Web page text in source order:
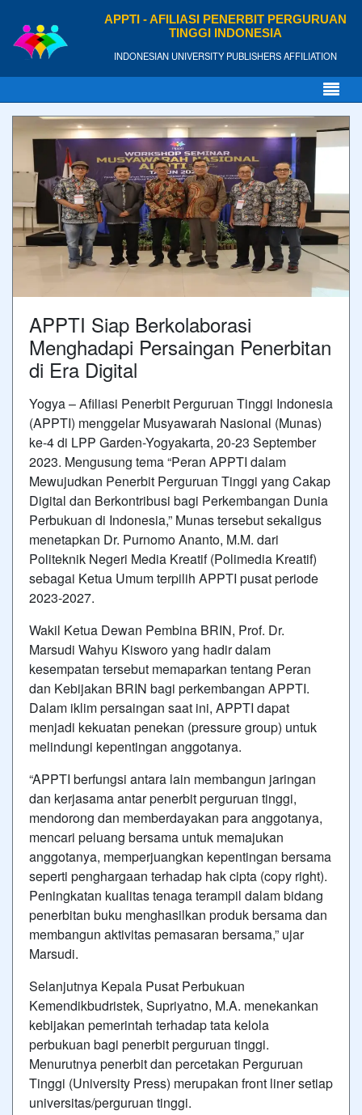
APPTI - AFILIASI PENERBIT PERGURUAN
TINGGI INDONESIA
INDONESIAN UNIVERSITY PUBLISHERS AFFILIATION
APPTI Siap Berkolaborasi
Menghadapi Persaingan Penerbitan
di Era Digital
Yogya – Afiliasi Penerbit Perguruan Tinggi Indonesia
(APPTI) menggelar Musyawarah Nasional (Munas)
ke-4 di LPP Garden-Yogyakarta, 20-23 September
2023. Mengusung tema “Peran APPTI dalam
Mewujudkan Penerbit Perguruan Tinggi yang Cakap
Digital dan Berkontribusi bagi Perkembangan Dunia
Perbukuan di Indonesia,” Munas tersebut sekaligus
menetapkan Dr. Purnomo Ananto, M.M. dari
Politeknik Negeri Media Kreatif (Polimedia Kreatif)
sebagai Ketua Umum terpilih APPTI pusat periode
2023-2027.
Wakil Ketua Dewan Pembina BRIN, Prof. Dr.
Marsudi Wahyu Kisworo yang hadir dalam
kesempatan tersebut memaparkan tentang Peran
dan Kebijakan BRIN bagi perkembangan APPTI.
Dalam iklim persaingan saat ini, APPTI dapat
menjadi kekuatan penekan (pressure group) untuk
melindungi kepentingan anggotanya.
“APPTI berfungsi antara lain membangun jaringan
dan kerjasama antar penerbit perguruan tinggi,
mendorong dan memberdayakan para anggotanya,
mencari peluang bersama untuk memajukan
anggotanya, memperjuangkan kepentingan bersama
seperti penghargaan terhadap hak cipta (copy right).
Peningkatan kualitas tenaga terampil dalam bidang
penerbitan buku menghasilkan produk bersama dan
membangun aktivitas pemasaran bersama,” ujar
Marsudi.
Selanjutnya Kepala Pusat Perbukuan
Kemendikbudristek, Supriyatno, M.A. menekankan
kebijakan pemerintah terhadap tata kelola
perbukuan bagi penerbit perguruan tinggi.
Menurutnya penerbit dan percetakan Perguruan
Tinggi (University Press) merupakan front liner setiap
universitas/perguruan tinggi.